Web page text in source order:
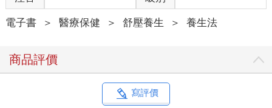
動，原本想藉此找回健康，卻反而惹得一身病，這種情況實在屢
見不鮮。想要更緩慢、更健康地走向衰老，我們必須找出真正適
所以我總是說要站在宏觀的角度，去評估過上健康生活的各種可
能。在我先前的兩本書和無數場的演講中，我都提過大方向的健
康策略，但是如何跟個人具體的生活習慣連結在一起，我卻沒有
一一細談，原因在於我認為好的資訊在坊間已經夠多了。然而我
電子書 ＞ 醫療保健 ＞ 舒壓養生 ＞ 養生法
商品評價
寫評價